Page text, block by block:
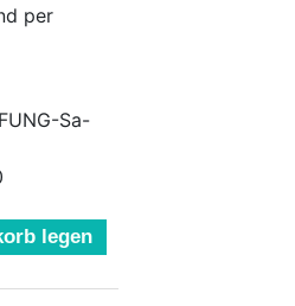
per
Sa-
legen